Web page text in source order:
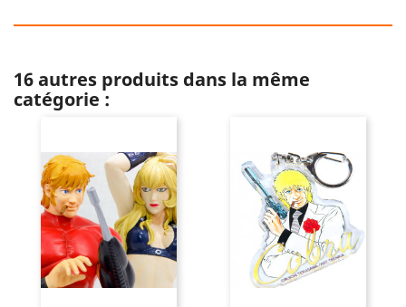
16 autres produits dans la même
catégorie :